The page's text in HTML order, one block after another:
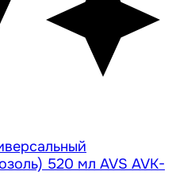
520 мл AVS AVK-